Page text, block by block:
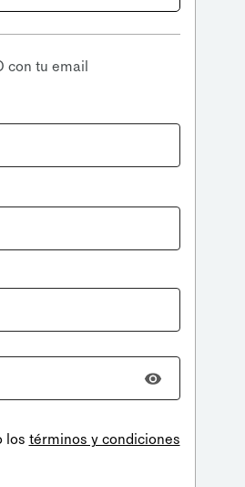
con tu email
los términos y condiciones